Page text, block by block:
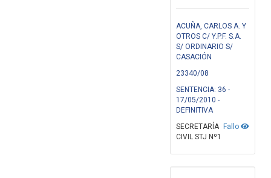
ACUÑA, CARLOS A. Y
OTROS C/ Y.P.F. S.A.
S/ ORDINARIO S/
CASACIÓN
23340/08
SENTENCIA: 36 -
17/05/2010 -
DEFINITIVA
Fallo
SECRETARÍA
CIVIL STJ Nº1